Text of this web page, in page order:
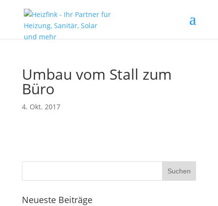
Umbau vom Stall zum
Büro
4. Okt. 2017
Neueste Beiträge